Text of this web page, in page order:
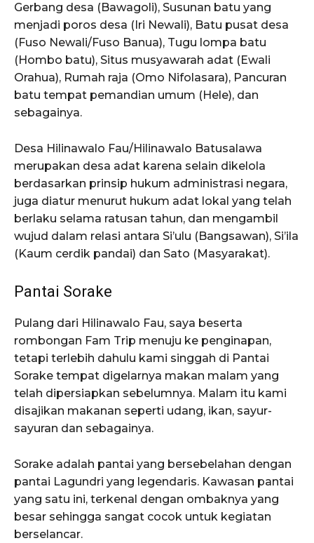
Gerbang desa (Bawagoli), Susunan batu yang
menjadi poros desa (Iri Newali), Batu pusat desa
(Fuso Newali/Fuso Banua), Tugu lompa batu
(Hombo batu), Situs musyawarah adat (Ewali
Orahua), Rumah raja (Omo Nifolasara), Pancuran
batu tempat pemandian umum (Hele), dan
sebagainya.
Desa Hilinawalo Fau/Hilinawalo Batusalawa
merupakan desa adat karena selain dikelola
berdasarkan prinsip hukum administrasi negara,
juga diatur menurut hukum adat lokal yang telah
berlaku selama ratusan tahun, dan mengambil
wujud dalam relasi antara Si’ulu (Bangsawan), Si’ila
(Kaum cerdik pandai) dan Sato (Masyarakat).
Pantai Sorake
Pulang dari Hilinawalo Fau, saya beserta
rombongan Fam Trip menuju ke penginapan,
tetapi terlebih dahulu kami singgah di Pantai
Sorake tempat digelarnya makan malam yang
telah dipersiapkan sebelumnya. Malam itu kami
disajikan makanan seperti udang, ikan, sayur-
sayuran dan sebagainya.
Sorake adalah pantai yang bersebelahan dengan
pantai Lagundri yang legendaris. Kawasan pantai
yang satu ini, terkenal dengan ombaknya yang
besar sehingga sangat cocok untuk kegiatan
berselancar.